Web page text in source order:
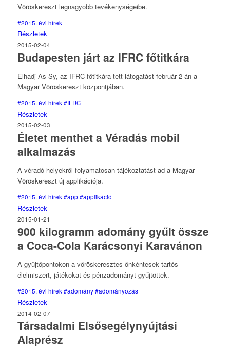
Vöröskereszt legnagyobb tevékenységeibe.
#2015. évi hírek
Részletek
2015-02-04
Budapesten járt az IFRC főtitkára
Elhadj As Sy, az IFRC főtitkára tett látogatást február 2-án a
Magyar Vöröskereszt központjában.
#2015. évi hírek #IFRC
Részletek
2015-02-03
Életet menthet a Véradás mobil
alkalmazás
A véradó helyekről folyamatosan tájékoztatást ad a Magyar
Vöröskereszt új applikációja.
#2015. évi hírek #app #applikáció
Részletek
2015-01-21
900 kilogramm adomány gyűlt össze
a Coca-Cola Karácsonyi Karavánon
A gyűjtőpontokon a vöröskeresztes önkéntesek tartós
élelmiszert, játékokat és pénzadományt gyűjtöttek.
#2015. évi hírek #adomány #adományozás
Részletek
2014-02-07
Társadalmi Elsősegélynyújtási
Alaprész